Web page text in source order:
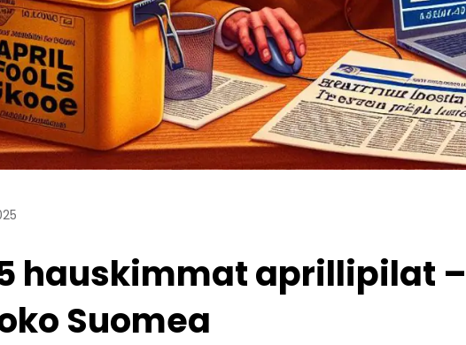
hauskimmat aprillipilat
Suomea